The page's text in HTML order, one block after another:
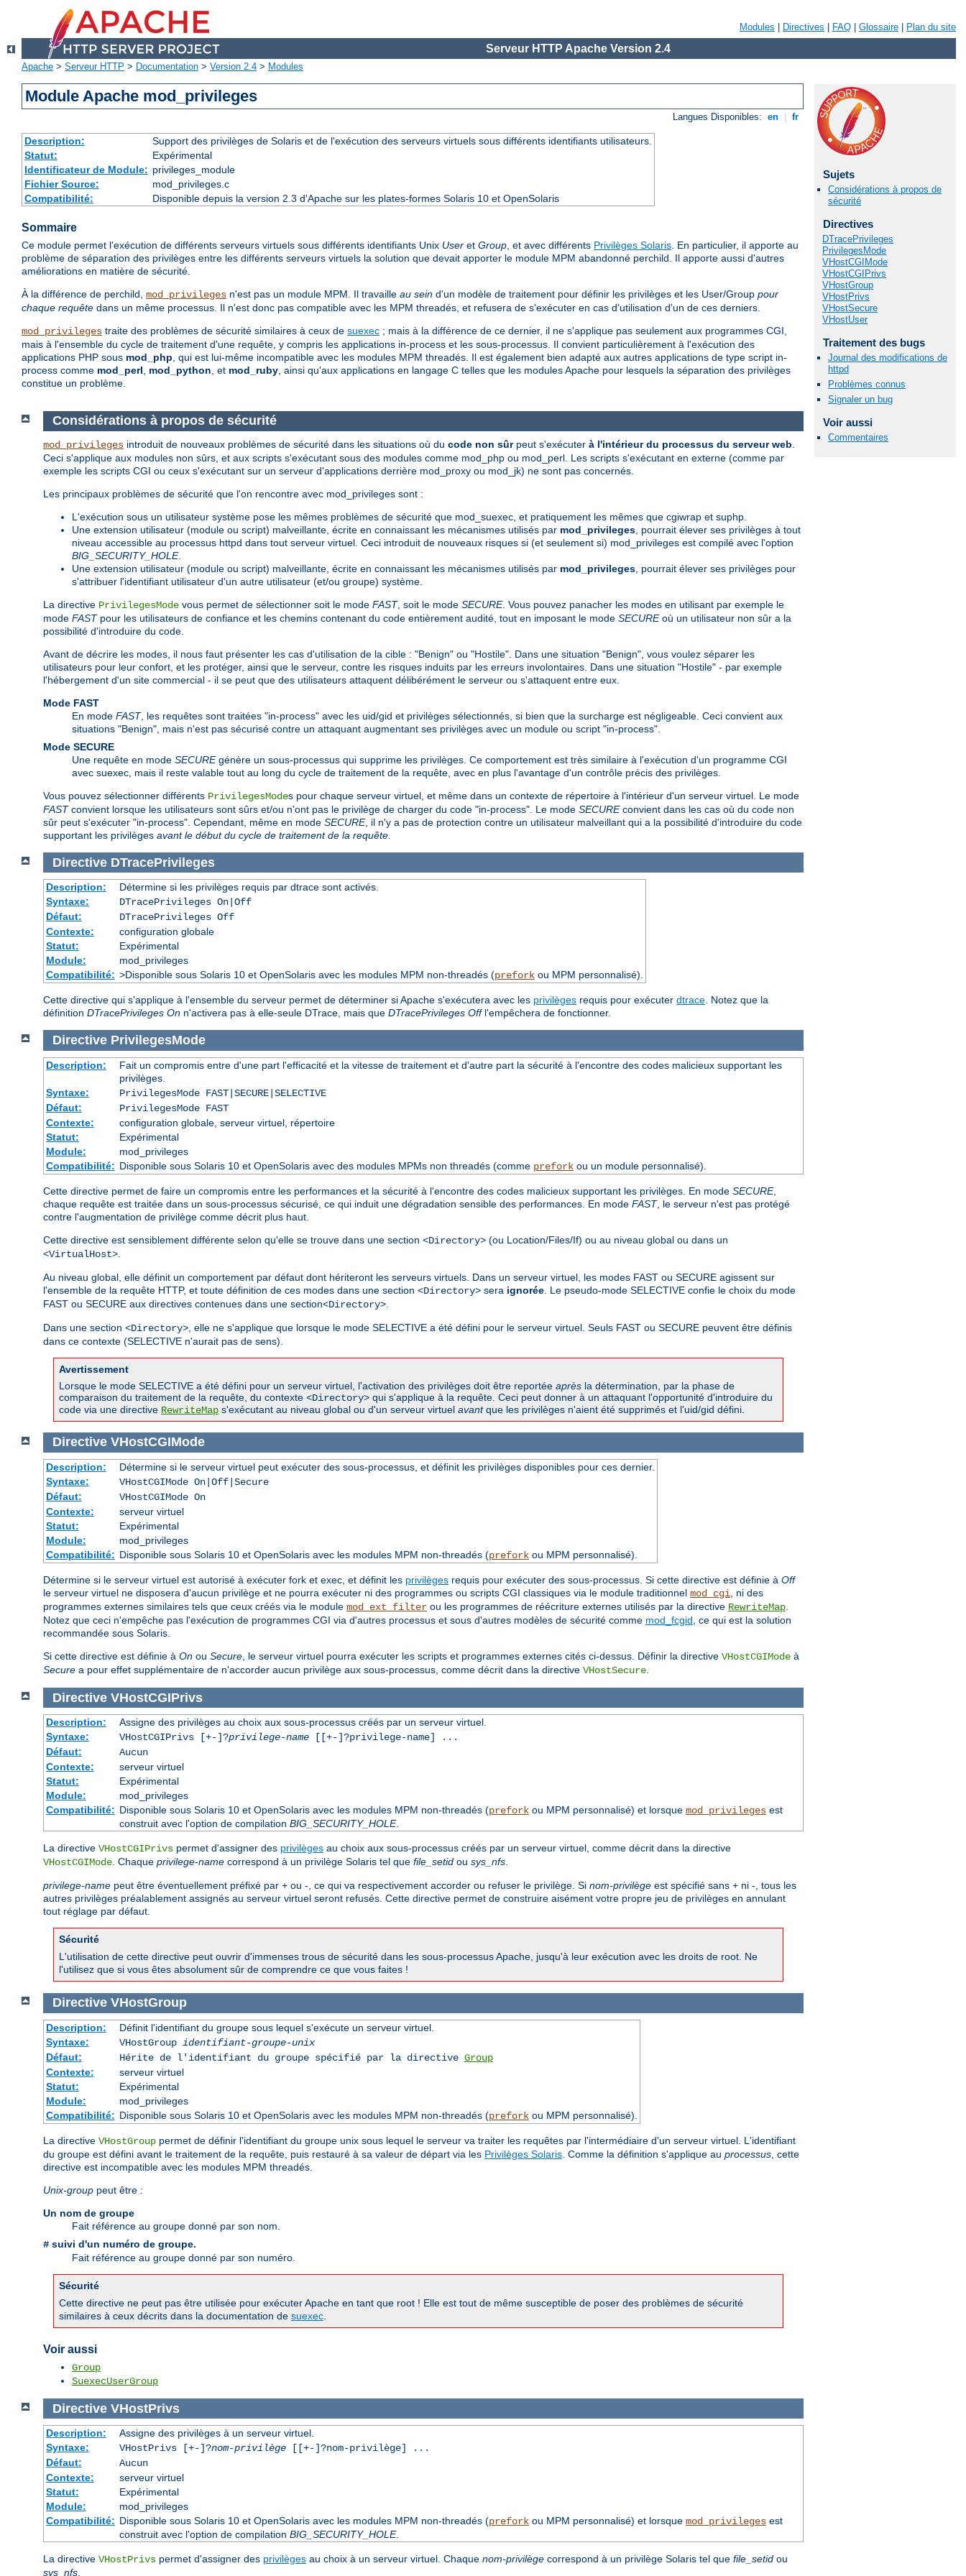
Modules Directives FAQ Glossaire Plan du site
Serveur HTTP Apache Version 2.4
Apache > Serveur HTTP > Documentation > Version 2.4 > Modules
Module Apache mod_privileges
Langues Disponibles: en fr
Description:
Support des privilèges de Solaris et de l'exécution des serveurs virtuels sous différents identifiants utilisateurs.
Statut:
Expérimental
Identificateur de Module: privileges_module
Fichier Source:
mod_privileges.c
Compatibilité:
Disponible depuis la version 2.3 d'Apache sur les plates-formes Solaris 10 et OpenSolaris
Sommaire
Ce module permet l'exécution de différents serveurs virtuels sous différents identifiants Unix User et Group, et avec différents Privilèges Solaris. En particulier, il apporte au
problème de séparation des privilèges entre les différents serveurs virtuels la solution que devait apporter le module MPM abandonné perchild. Il apporte aussi d'autres
améliorations en matière de sécurité.
À la différence de perchild, mod_privileges n'est pas un module MPM. Il travaille au sein d'un modèle de traitement pour définir les privilèges et les User/Group pour
chaque requête dans un même processus. Il n'est donc pas compatible avec les MPM threadés, et refusera de s'exécuter en cas d'utilisation d'un de ces derniers.
mod_privileges traite des problèmes de sécurité similaires à ceux de suexec ; mais à la différence de ce dernier, il ne s'applique pas seulement aux programmes CGI,
mais à l'ensemble du cycle de traitement d'une requête, y compris les applications in-process et les sous-processus. Il convient particulièrement à l'exécution des
applications PHP sous mod_php, qui est lui-même incompatible avec les modules MPM threadés. Il est également bien adapté aux autres applications de type script in-
process comme mod_perl, mod_python, et mod_ruby, ainsi qu'aux applications en langage C telles que les modules Apache pour lesquels la séparation des privilèges
constitue un problème.
Sujets
Considérations à propos de
sécurité
Directives
DTracePrivileges
PrivilegesMode
VHostCGIMode
VHostCGIPrivs
VHostGroup
VHostPrivs
VHostSecure
VHostUser
Traitement des bugs
Journal des modifications de
httpd
Problèmes connus
Signaler un bug
Voir aussi
Commentaires
Considérations à propos de sécurité
mod_privileges introduit de nouveaux problèmes de sécurité dans les situations où du code non sûrpeut s'exécuter à l'intérieur du processus du serveur web
Ceci s'applique aux modules non sûrs, et aux scripts s'exécutant sous des modules comme mod_php ou mod_perl. Les scripts s'exécutant en externe (comme par
exemple les scripts CGI ou ceux s'exécutant sur un serveur d'applications derrière mod_proxy ou mod_jk) ne sont pas concernés.
Les principaux problèmes de sécurité que l'on rencontre avec mod_privileges sont :
L'exécution sous un utilisateur système pose les mêmes problèmes de sécurité que mod_suexec, et pratiquement les mêmes que cgiwrap et suphp.
Une extension utilisateur (module ou script) malveillante, écrite en connaissant les mécanismes utilisés par mod_privileges , pourrait élever ses privilèges à tout
niveau accessible au processus httpd dans tout serveur virtuel. Ceci introduit de nouveaux risques si (et seulement si) mod_privileges est compilé avec l'option
BIG_SECURITY_HOLE.
Une extension utilisateur (module ou script) malveillante, écrite en connaissant les mécanismes utilisés par mod_privileges , pourrait élever ses privilèges pour
s'attribuer l'identifiant utilisateur d'un autre utilisateur (et/ou groupe) système.
La directive PrivilegesMode vous permet de sélectionner soit le mode FAST, soit le mode SECURE. Vous pouvez panacher les modes en utilisant par exemple le
mode FASTpour les utilisateurs de confiance et les chemins contenant du code entièrement audité, tout en imposant le mode SECUREoù un utilisateur non sûr a la
possibilité d'introduire du code.
Avant de décrire les modes, il nous faut présenter les cas d'utilisation de la cible : "Benign" ou "Hostile". Dans une situation "Benign", vous voulez séparer les
utilisateurs pour leur confort, et les protéger, ainsi que le serveur, contre les risques induits par les erreurs involontaires. Dans une situation "Hostile" - par exemple
l'hébergement d'un site commercial - il se peut que des utilisateurs attaquent délibérément le serveur ou s'attaquent entre eux.
Mode FAST
En mode FAST, les requêtes sont traitées "in-process" avec les uid/gid et privilèges sélectionnés, si bien que la surcharge est négligeable. Ceci convient aux
situations "Benign", mais n'est pas sécurisé contre un attaquant augmentant ses privilèges avec un module ou script "in-process".
Mode SECURE
Une requête en mode SECUREgénère un sous-processus qui supprime les privilèges. Ce comportement est très similaire à l'exécution d'un programme CGI
avec suexec, mais il reste valable tout au long du cycle de traitement de la requête, avec en plus l'avantage d'un contrôle précis des privilèges.
Vous pouvez sélectionner différents PrivilegesModes pour chaque serveur virtuel, et même dans un contexte de répertoire à l'intérieur d'un serveur virtuel. Le mode
FASTconvient lorsque les utilisateurs sont sûrs et/ou n'ont pas le privilège de charger du code "in-process". Le mode SECUREconvient dans les cas où du code non
sûr peut s'exécuter "in-process". Cependant, même en mode SECURE, il n'y a pas de protection contre un utilisateur malveillant qui a la possibilité d'introduire du code
supportant les privilèges avant le début du cycle de traitement de la requête.
Directive DTracePrivileges
Description:
Détermine si les privilèges requis par dtrace sont activés.
Syntaxe:
DTracePrivileges On|Off
Défaut:
DTracePrivileges Off
Contexte:
configuration globale
Statut:
Expérimental
Module:
mod_privileges
Compatibilité: >Disponible sous Solaris 10 et OpenSolaris avec les modules MPM non-threadés (preforkou MPM personnalisé).
Cette directive qui s'applique à l'ensemble du serveur permet de déterminer si Apache s'exécutera avec les privilèges requis pour exécuter dtrace. Notez que la
définition DTracePrivileges On n'activera pas à elle-seule DTrace, mais que DTracePrivileges Offl'empêchera de fonctionner.
Directive PrivilegesMode
Description:
Fait un compromis entre d'une part l'efficacité et la vitesse de traitement et d'autre part la sécurité à l'encontre des codes malicieux supportant les
privilèges.
Syntaxe:
PrivilegesMode FAST|SECURE|SELECTIVE
Défaut:
PrivilegesMode FAST
Contexte:
configuration globale, serveur virtuel, répertoire
Statut:
Expérimental
Module:
mod_privileges
Compatibilité: Disponible sous Solaris 10 et OpenSolaris avec des modules MPMs non threadés (comme preforkou un module personnalisé).
Cette directive permet de faire un compromis entre les performances et la sécurité à l'encontre des codes malicieux supportant les privilèges. En mode SECURE,
chaque requête est traitée dans un sous-processus sécurisé, ce qui induit une dégradation sensible des performances. En mode FAST, le serveur n'est pas protégé
contre l'augmentation de privilège comme décrit plus haut.
Cette directive est sensiblement différente selon qu'elle se trouve dans une section <Directory> (ou Location/Files/If) ou au niveau global ou dans un
<VirtualHost>
Au niveau global, elle définit un comportement par défaut dont hériteront les serveurs virtuels. Dans un serveur virtuel, les modes FAST ou SECURE agissent sur
l'ensemble de la requête HTTP, et toute définition de ces modes dans une section <Directory> sera ignorée . Le pseudo-mode SELECTIVE confie le choix du mode
FAST ou SECURE aux directives contenues dans une section<Directory>
Dans une section <Directory> , elle ne s'applique que lorsque le mode SELECTIVE a été défini pour le serveur virtuel. Seuls FAST ou SECURE peuvent être définis
dans ce contexte (SELECTIVE n'aurait pas de sens).
Avertissement
Lorsque le mode SELECTIVE a été défini pour un serveur virtuel, l'activation des privilèges doit être reportée après la détermination, par la phase de
comparaison du traitement de la requête, du contexte <Directory> qui s'applique à la requête. Ceci peut donner à un attaquant l'opportunité d'introduire du
code via une directive RewriteMap s'exécutant au niveau global ou d'un serveur virtuel avantque les privilèges n'aient été supprimés et l'uid/gid défini.
Directive VHostCGIMode
Description:
Détermine si le serveur virtuel peut exécuter des sous-processus, et définit les privilèges disponibles pour ces dernier.
Syntaxe:
VHostCGIMode On|Off|Secure
Défaut:
VHostCGIMode On
Contexte:
serveur virtuel
Statut:
Expérimental
Module:
mod_privileges
Compatibilité: Disponible sous Solaris 10 et OpenSolaris avec les modules MPM non-threadés (preforkou MPM personnalisé).
Détermine si le serveur virtuel est autorisé à exécuter fork et exec, et définit les privilèges requis pour exécuter des sous-processus. Si cette directive est définie à Off
le serveur virtuel ne disposera d'aucun privilège et ne pourra exécuter ni des programmes ou scripts CGI classiques via le module traditionnel mod_cgi , ni des
programmes externes similaires tels que ceux créés via le module mod_ext_filter ou les programmes de réécriture externes utilisés par la directive RewriteMap
Notez que ceci n'empêche pas l'exécution de programmes CGI via d'autres processus et sous d'autres modèles de sécurité comme mod_fcgid , ce qui est la solution
recommandée sous Solaris.
Si cette directive est définie à On ou Secure , le serveur virtuel pourra exécuter les scripts et programmes externes cités ci-dessus. Définir la directive VHostCGIMode à
Secure a pour effet supplémentaire de n'accorder aucun privilège aux sous-processus, comme décrit dans la directive VHostSecure
Directive VHostCGIPrivs
Description:
Assigne des privilèges au choix aux sous-processus créés par un serveur virtuel.
Syntaxe:
VHostCGIPrivs [+-]?privilege-name[[+-]?privilege-name] ...
Défaut:
Aucun
Contexte:
serveur virtuel
Statut:
Expérimental
Module:
mod_privileges
Compatibilité: Disponible sous Solaris 10 et OpenSolaris avec les modules MPM non-threadés (preforkou MPM personnalisé) et lorsque mod_privilegesest
construit avec l'option de compilation BIG_SECURITY_HOLE.
La directive VHostCGIPrivs permet d'assigner des privilèges au choix aux sous-processus créés par un serveur virtuel, comme décrit dans la directive
VHostCGIMode. Chaque privilege-name correspond à un privilège Solaris tel que file_setid ou sys_nfs.
privilege-name peut être éventuellement préfixé par + ou -, ce qui va respectivement accorder ou refuser le privilège. Si nom-privilège est spécifié sans + ni -, tous les
autres privilèges préalablement assignés au serveur virtuel seront refusés. Cette directive permet de construire aisément votre propre jeu de privilèges en annulant
tout réglage par défaut.
Sécurité
L'utilisation de cette directive peut ouvrir d'immenses trous de sécurité dans les sous-processus Apache, jusqu'à leur exécution avec les droits de root. Ne
l'utilisez que si vous êtes absolument sûr de comprendre ce que vous faites !
Directive VHostGroup
Description:
Définit l'identifiant du groupe sous lequel s'exécute un serveur virtuel.
Syntaxe:
VHostGroup identifiant-groupe-unix
Défaut:
Hérite de l'identifiant du groupe spécifié par la directive Group
Contexte:
serveur virtuel
Statut:
Expérimental
Module:
mod_privileges
Compatibilité: Disponible sous Solaris 10 et OpenSolaris avec les modules MPM non-threadés (preforkou MPM personnalisé).
La directive VHostGroup permet de définir l'identifiant du groupe unix sous lequel le serveur va traiter les requêtes par l'intermédiaire d'un serveur virtuel. L'identifiant
du groupe est défini avant le traitement de la requête, puis restauré à sa valeur de départ via les Privilèges Solaris . Comme la définition s'applique au processus , cette
directive est incompatible avec les modules MPM threadés.
Unix-group peut être :
Un nom de groupe
Fait référence au groupe donné par son nom.
# suivi d'un numéro de groupe.
Fait référence au groupe donné par son numéro.
Sécurité
Cette directive ne peut pas être utilisée pour exécuter Apache en tant que root ! Elle est tout de même susceptible de poser des problèmes de sécurité
similaires à ceux décrits dans la documentation de suexec
Voir aussi
Group
SuexecUserGroup
Directive VHostPrivs
Description:
Assigne des privilèges à un serveur virtuel.
Syntaxe:
VHostPrivs [+-]?nom-privilège[[+-]?nom-privilège] ...
Défaut:
Aucun
Contexte:
serveur virtuel
Statut:
Expérimental
Module:
mod_privileges
Compatibilité: Disponible sous Solaris 10 et OpenSolaris avec les modules MPM non-threadés (preforkou MPM personnalisé) et lorsque mod_privilegesest
construit avec l'option de compilation BIG_SECURITY_HOLE.
La directive VHostPrivs permet d'assigner des privilèges au choix à un serveur virtuel. Chaque nom-privilège correspond à un privilège Solaris tel que file_setid ou
sys_nfs.